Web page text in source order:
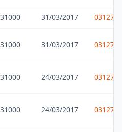
31000 31/03/2017
31000 31/03/2017
31000 24/03/2017
31000 24/03/2017